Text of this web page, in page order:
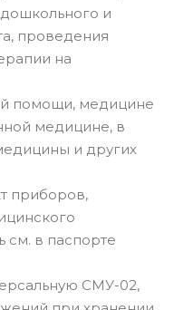
и
проведения
на
помощи, медицине
медицине, в
и других
приборов,
см. в паспорте
СМУ-02,